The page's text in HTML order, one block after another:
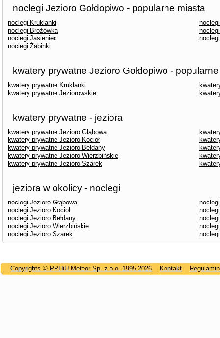
noclegi Jezioro Gołdopiwo - popularne miasta
noclegi Kruklanki
noclegi Brożówka
noclegi Jasieniec
noclegi Żabinki
kwatery prywatne Jezioro Gołdopiwo -
kwatery prywatne Kruklanki
kwatery prywatne Jeziorowskie
kwatery prywatne - jeziora
kwatery prywatne Jezioro Głąbowa
kwatery prywatne Jezioro Kocioł
kwatery prywatne Jezioro Bełdany
kwatery prywatne Jezioro Wierzbińskie
kwatery prywatne Jezioro Szarek
jeziora w okolicy - noclegi
noclegi Jezioro Głąbowa
noclegi Jezioro Kocioł
noclegi Jezioro Bełdany
noclegi Jezioro Wierzbińskie
noclegi Jezioro Szarek
Copyrights © PPHiU Meteor Sp. z o.o. 1995-2026 Kontakt Regulamin